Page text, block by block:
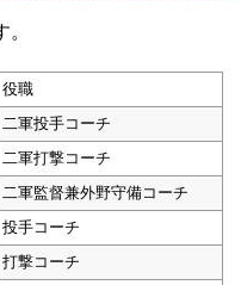
役職
二軍投手コーチ
二軍打撃コーチ
二軍監督兼外野守備コーチ
投手コーチ
打撃コーチ